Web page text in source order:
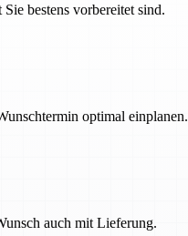
bestens vorbereitet sind.
optimal einplanen.
auch mit Lieferung.